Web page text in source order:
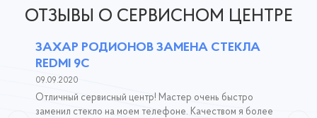
ОТЗЫВЫ О СЕРВИСНОМ ЦЕНТРЕ
ЗАХАР РОДИОНОВ ЗАМЕНА СТЕКЛА
REDMI 9C
09.09.2020
Отличный сервисный центр! Мастер очень быстро
заменил стекло на моем телефоне. Качеством я более